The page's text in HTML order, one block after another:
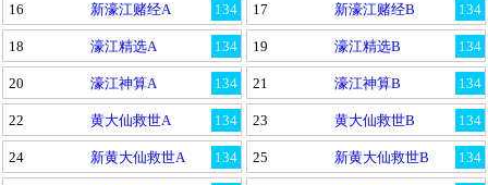
134
16 新濠江赌经A 134
17 新濠江赌经B
134
18 濠江精选A 134
19 濠江精选B
134
20 濠江神算A 134
21 濠江神算B
134
22 黄大仙救世A 134
23 黄大仙救世B
134
24 新黄大仙救世A 134
25 新黄大仙救世B